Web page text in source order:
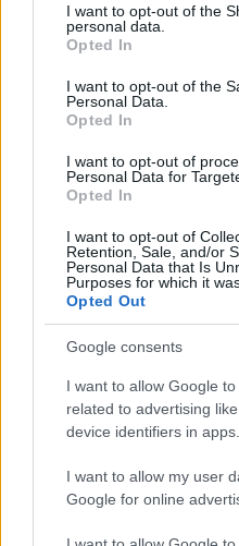
not limited to your visit or
grant or deny consent to
use your data for below
consent section.
I want to opt-out of the
personal data.
Opted In
I want to opt-out of the
Personal Data.
Opted In
I want to opt-out of
Personal Data for
Opted In
I want to opt-out of
Retention, Sale, and/or
Personal Data that Is
Purposes for which it
Opted Out
Google consents
I want to allow Google
related to advertising
device identifiers in apps.
I want to allow my user
Google for online
Az érdeklődők az
vásárlás helyén
Mielőbbi gyógyulást
(Forrás: MTI)
Címkék:Cserhalmi György
Indul az e-